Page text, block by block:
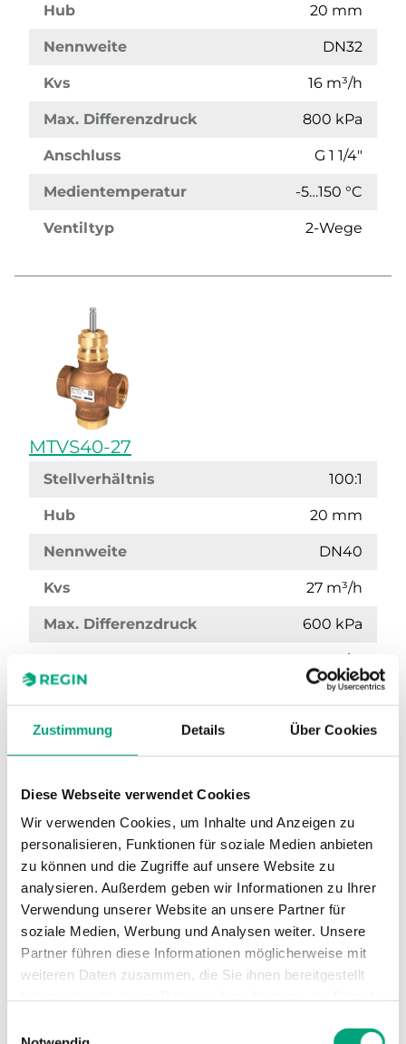
Zustimmung Details Über Cookies
Diese Webseite verwendet Cookies
Wir verwenden Cookies, um Inhalte und Anzeigen zu
personalisieren, Funktionen für soziale Medien anbieten
zu können und die Zugriffe auf unsere Website zu
analysieren. Außerdem geben wir Informationen zu Ihrer
Verwendung unserer Website an unsere Partner für
soziale Medien, Werbung und Analysen weiter. Unsere
Partner führen diese Informationen möglicherweise mit
weiteren Daten zusammen, die Sie ihnen bereitgestellt
Hub 20 mm
Nennweite DN32
Kvs 16 m³/h
Max. Differenzdruck 800 kPa
Anschluss G 1 1/4"
Medientemperatur -5…150 °C
Ventiltyp 2-Wege
MTVS40-27
Stellverhältnis 100:1
Hub 20 mm
Nennweite DN40
Kvs 27 m³/h
Max. Differenzdruck 600 kPa
G 1 1/2"
-5…150 °C
Ventiltyp 2-Wege
MTVS50-39
Stellverhältnis 100:1